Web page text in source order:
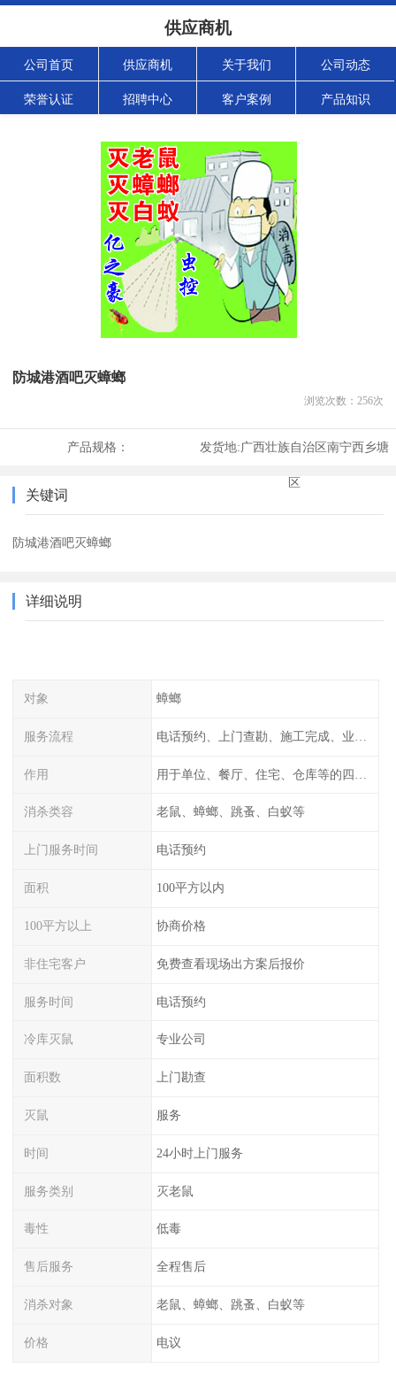
供应商机
公司首页 供应商机 关于我们 公司动态
荣誉认证 招聘中心 客户案例 产品知识
防城港酒吧灭蟑螂
浏览次数： 256次
产品规格： 发货地:广西壮族自治区南宁西乡塘
区
关键词
防城港酒吧灭蟑螂
详细说明
对象 蟑螂
服务流程
作用
消杀类容 老鼠、蟑螂、跳蚤、白蚁等
上门服务时间 电话预约
面积 100平方以内
100平方以上 协商价格
非住宅客户 免费查看现场出方案后报价
服务时间 电话预约
冷库灭鼠 专业公司
面积数 上门勘查
灭鼠 服务
时间 24小时上门服务
服务类别 灭老鼠
毒性 低毒
售后服务 全程售后
消杀对象 老鼠、蟑螂、跳蚤、白蚁等
价格 电议